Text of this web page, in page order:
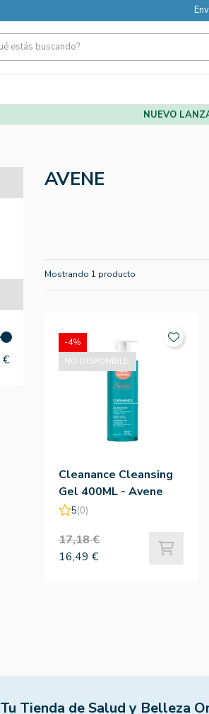
NUEVO
€
AVENE
Mostrando 1 producto
Cleanance Cleansing
Gel 400ML - Avene
5(0)
17,18 €
16,49 €
-4%
NO DISPONIBLE.
Tu Tienda de Salud y Belleza